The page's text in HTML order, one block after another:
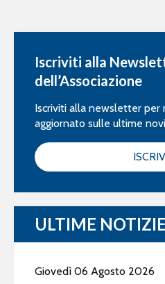
Iscriviti alla
dell’Associazione
Iscriviti alla newsletter per
aggiornato sulle ultime
ULTIME NOTIZIE
Giovedì 06 Agosto 2026